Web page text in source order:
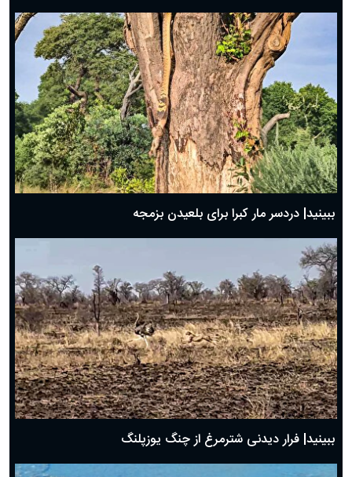
ببینید| دردسر مار کبرا برای بلعیدن بزمجه
ببینید| فرار دیدنی شترمرغ از چنگ یوزپلنگ